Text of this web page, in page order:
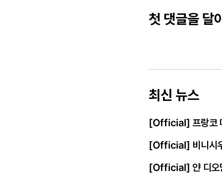
첫 댓글을 달
최신 뉴스
[Official] 프랑코
[Official] 비니시
[Official] 얀 디오